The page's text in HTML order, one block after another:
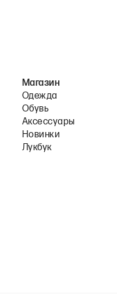
Магазин
Одежда
Обувь
Аксессуары
Новинки
Лукбук